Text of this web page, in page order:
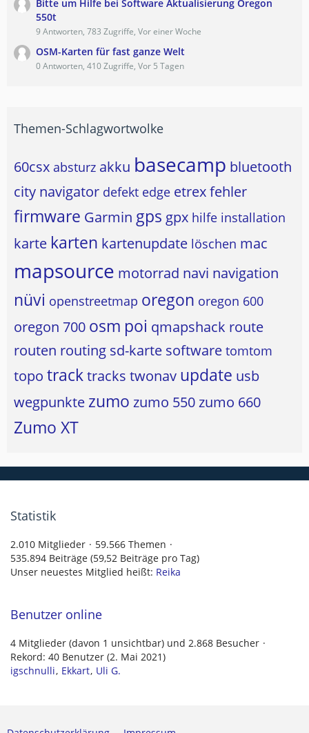
Bitte um Hilfe bei Software Aktualisierung Oregon
550t
9 Antworten, 783 Zugriffe, Vor einer Woche
OSM-Karten für fast ganze Welt
0 Antworten, 410 Zugriffe, Vor 5 Tagen
Themen-Schlagwortwolke
60csx absturz akku basecamp bluetooth
city navigator defekt edge etrexfehler
firmware Garmin gps gpx hilfe installation
karte karten kartenupdate löschen mac
mapsource motorrad navi navigation
nüvi openstreetmap oregon oregon 600
oregon 700 osm poi qmapshack route
routen routing sd-karte software tomtom
topo tracktracks twonav update usb
wegpunkte zumo zumo 550zumo 660
Zumo XT
Statistik
2.010 Mitglieder
59.566 Themen
535.894 Beiträge (59,52 Beiträge pro Tag)
Unser neuestes Mitglied heißt: Reika
Benutzer online
4 Mitglieder (davon 1 unsichtbar) und 2.868 Besucher
Rekord: 40 Benutzer (2. Mai 2021)
igschnulli Ekkart Uli G.